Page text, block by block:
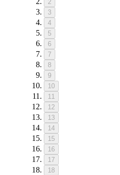
2
3
4
5
6
7
8
9
10
11
12
13
14
15
16
17
18